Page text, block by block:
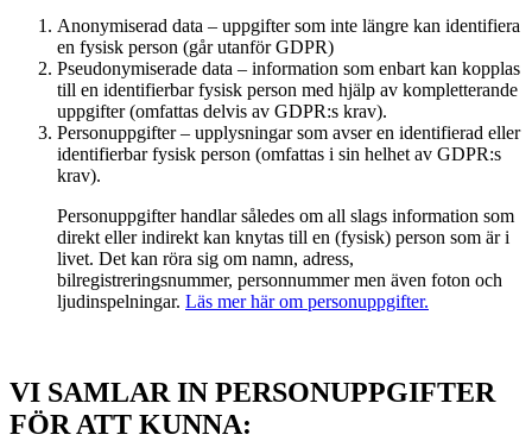
Anonymiserad data – uppgifter som inte längre kan identifiera
en fysisk person (går utanför GDPR)
Pseudonymiserade data – information som enbart kan kopplas
till en identifierbar fysisk person med hjälp av kompletterande
uppgifter (omfattas delvis av GDPR:s krav).
Personuppgifter – upplysningar som avser en identifierad eller
identifierbar fysisk person (omfattas i sin helhet av GDPR:s
krav).
Personuppgifter handlar således om all slags information som
direkt eller indirekt kan knytas till en (fysisk) person som är i
livet. Det kan röra sig om namn, adress,
bilregistreringsnummer, personnummer men även foton och
ljudinspelningar. Läs mer här om personuppgifter.
VI SAMLAR IN PERSONUPPGIFTER
FÖR ATT KUNNA: